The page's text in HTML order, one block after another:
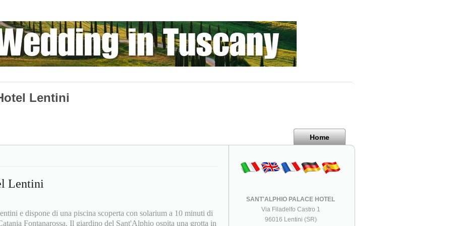
Lentini
Home
Lentini
e dispone di una piscina scoperta con solarium a 10 minuti di
Fontanarossa. Il giardino del Sant'Alphio ospita una grotta in
SANT'ALPHIO PALACE HOTEL
Via Filadelfo Castro 1
96016 Lentini (SR)